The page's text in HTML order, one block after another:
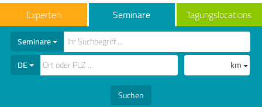
Seminare Tagungslocations
Seminare
DE
km
Suchen